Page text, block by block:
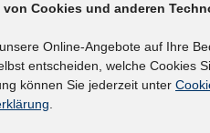
– unser Leitbild
IAB-
Kontakt
von Cookies und anderen
Online-Angebote auf Ihre
entscheiden, welche Cookies
können Sie jederzeit unter
.